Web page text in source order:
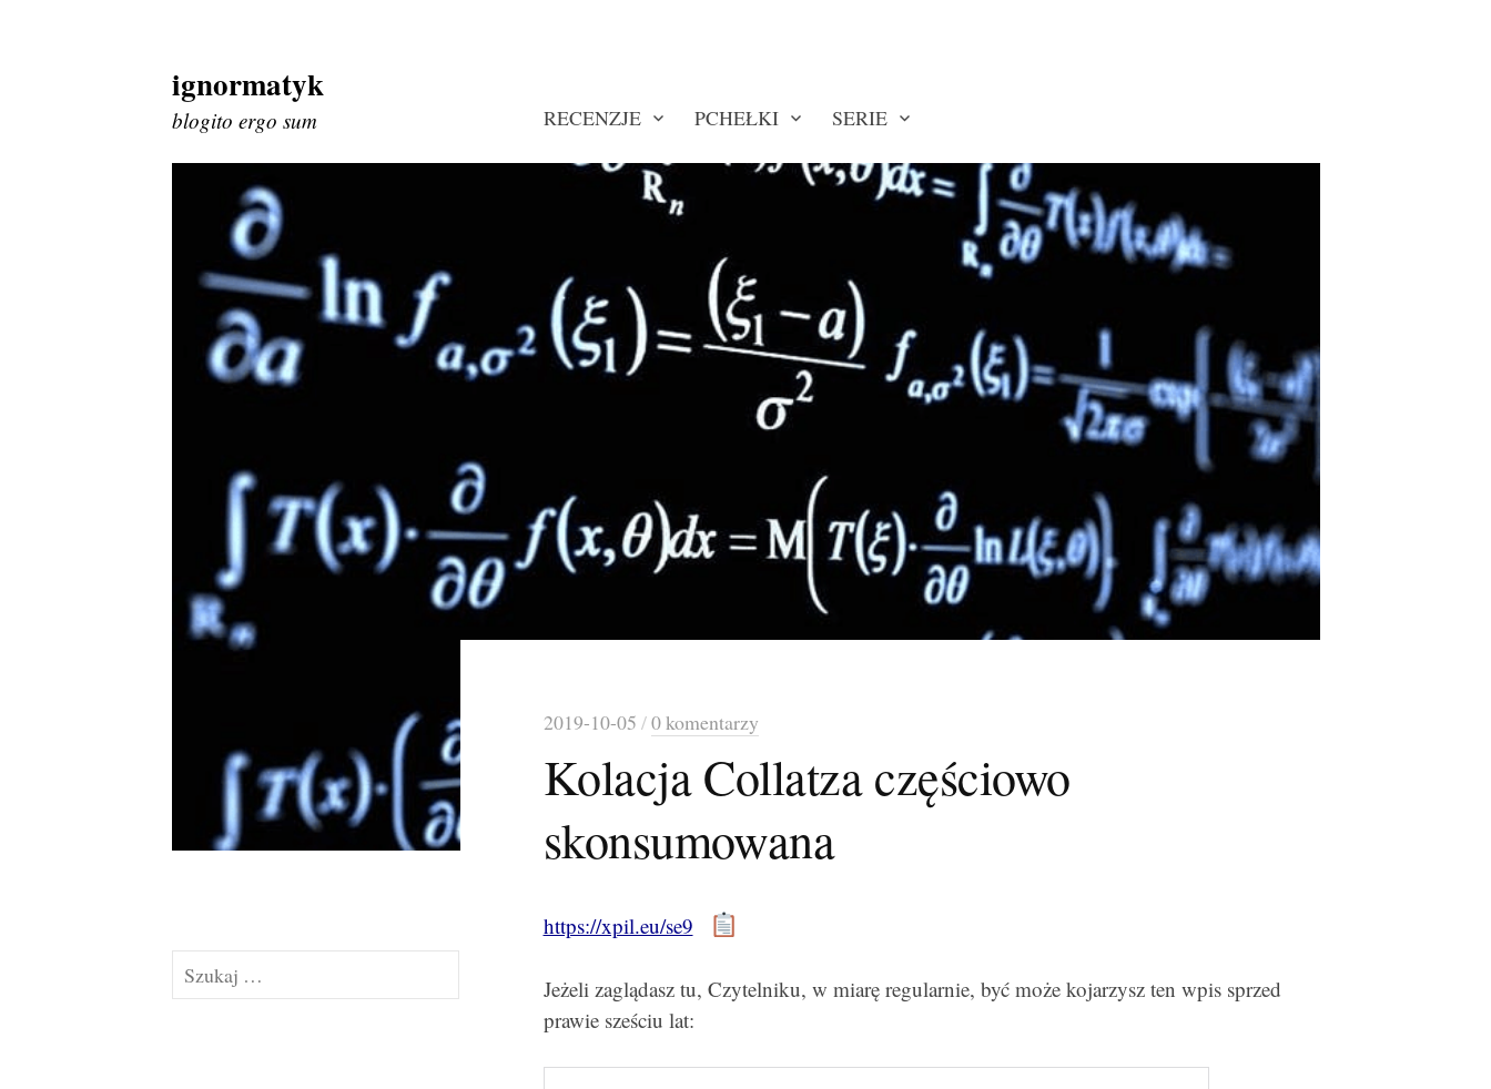
Skip
to
content
ignormatyk
blogito ergo sum RECENZJE PCHEŁKI SERIE
2019-10-05 /0 komentarzy
Kolacja Collatza częściowo
skonsumowana
https://xpil.eu/se9
Jeżeli zaglądasz tu, Czytelniku, w miarę regularnie, być może kojarzysz ten wpis sprzed
prawie sześciu lat:
Szukaj: